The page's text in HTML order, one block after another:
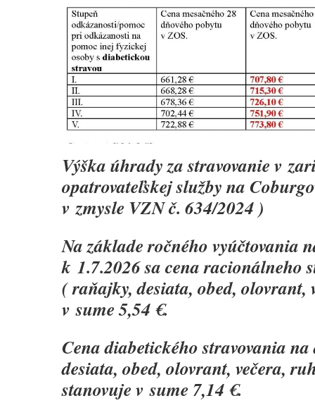
Výška úhrady za stravovanie v
opatrovateľskej služby na
v zmysle VZN č. 634/2024 )
Na základe ročného vyúčtovania
k 1.7.2026 sa cena racionálneho
( raňajky, desiata, obed, olovrant,
v sume 5,54 €.
Cena diabetického stravovania
desiata, obed, olovrant, večera,
stanovuje v sume 7,14